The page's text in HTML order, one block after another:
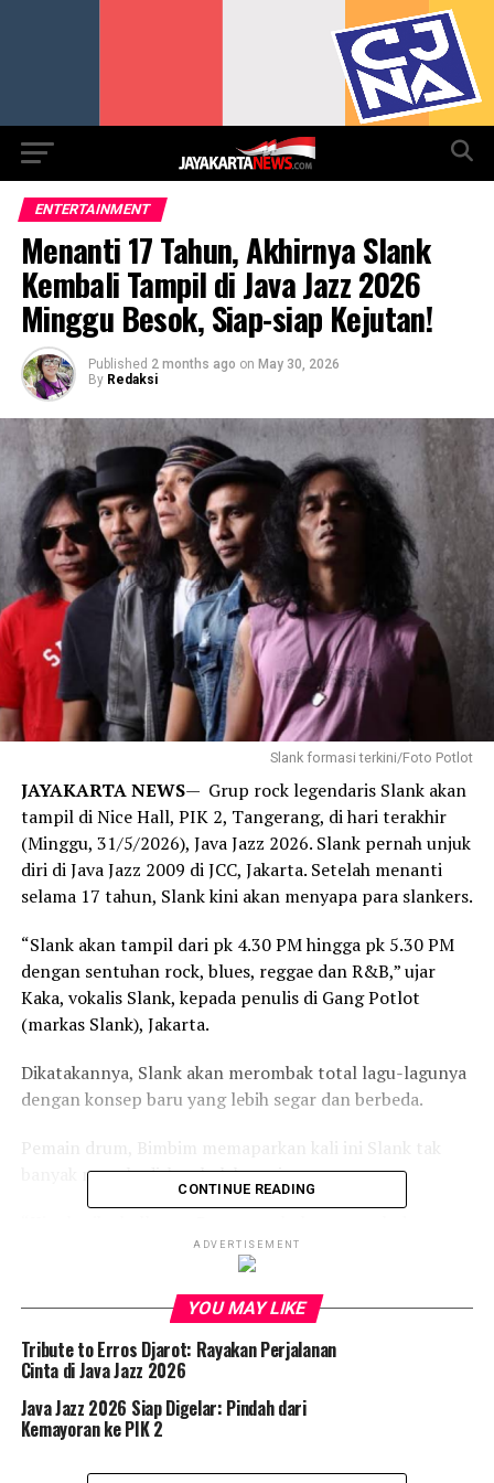
ENTERTAINMENT
Menanti 17 Tahun, Akhirnya Slank
Kembali Tampil di Java Jazz 2026
Minggu Besok, Siap-siap Kejutan!
Published 2 months ago on May 30, 2026
By Redaksi
Slank formasi terkini/Foto Potlot
JAYAKARTA NEWS— Grup rock legendaris Slank akan
tampil di Nice Hall, PIK 2, Tangerang, di hari terakhir
(Minggu, 31/5/2026), Java Jazz 2026. Slank pernah unjuk
diri di Java Jazz 2009 di JCC, Jakarta. Setelah menanti
selama 17 tahun, Slank kini akan menyapa para slankers.
“Slank akan tampil dari pk 4.30 PM hingga pk 5.30 PM
dengan sentuhan rock, blues, reggae dan R&B,” ujar
Kaka, vokalis Slank, kepada penulis di Gang Potlot
(markas Slank), Jakarta.
Dikatakannya, Slank akan merombak total lagu-lagunya
dengan konsep baru yang lebih segar dan berbeda.
Pemain drum, Bimbim memaparkan kali ini Slank tak
banyak menghadirkan kolaborasi.
konsep baru spesial di Java Jazz 2026,” ungkap Bimbim.
Berdurasi satu jam, Slank membocorkan deretan nomor
lagu-lagu hits miliknya.
Antara lain ‘Virus’, ‘Ku tak bisa’, ‘Orkes Sakit Hati’,
‘Suit..suit..Hei..Hei’, ‘Tong Kosong’ dan lagu lain yang
bernuansa menghentak dan blues.
CONTINUE READING
ADVERTISEMENT
YOU MAY LIKE
Tribute to Erros Djarot: Rayakan Perjalanan
Cinta di Java Jazz 2026
Java Jazz 2026 Siap Digelar: Pindah dari
Kemayoran ke PIK 2